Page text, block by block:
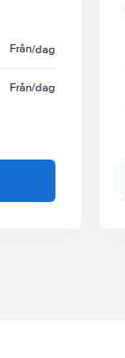
Från/dag
Från/dag